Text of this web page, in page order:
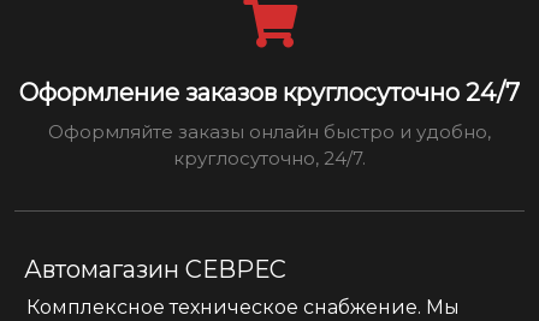
Оформление заказов круглосуточно 24/7
Оформляйте заказы онлайн быстро и удобно,
круглосуточно, 24/7.
Автомагазин СЕВРЕС
Комплексное техническое снабжение. Мы